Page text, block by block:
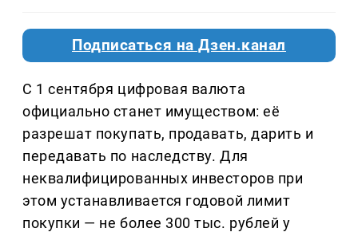
Подписаться на Дзен.канал
С 1 сентября цифровая валюта
официально станет имуществом: её
разрешат покупать, продавать, дарить и
передавать по наследству. Для
неквалифицированных инвесторов при
этом устанавливается годовой лимит
покупки — не более 300 тыс. рублей у